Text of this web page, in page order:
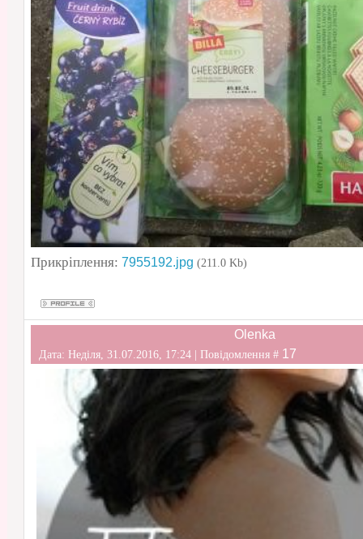
Прикріплення: 7955192.jpg (211.0 Kb)
Olenka
Дата: Неділя, 31.07.2016, 17:24 | Повідомлення # 17